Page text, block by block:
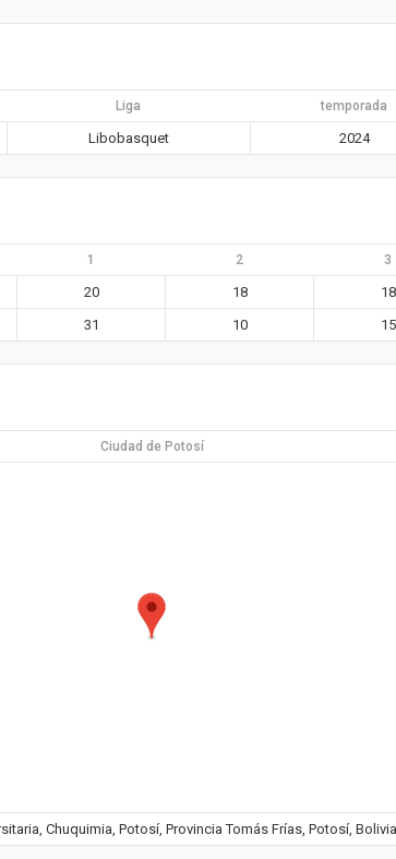
Liga temporada
Libobasquet 2024
1 2 3
20 18
18
31 10 15
Ciudad de Potosí
Chuquimia, Potosí, Provincia Tomás Frías, Potosí, Bolivia